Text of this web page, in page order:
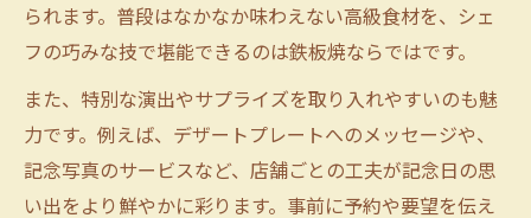
られます。普段はなかなか味わえない高級食材を、シェ
フの巧みな技で堪能できるのは鉄板焼ならではです。
また、特別な演出やサプライズを取り入れやすいのも魅
力です。例えば、デザートプレートへのメッセージや、
記念写真のサービスなど、店舗ごとの工夫が記念日の思
い出をより鮮やかに彩ります。事前に予約や要望を伝え